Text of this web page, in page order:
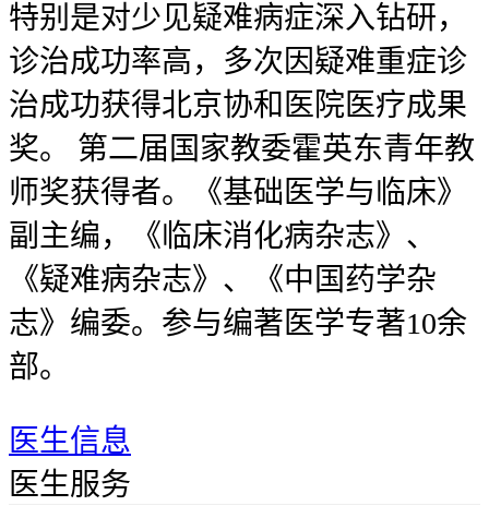
特别是对少见疑难病症深入钻研，
诊治成功率高，多次因疑难重症诊
治成功获得北京协和医院医疗成果
奖。 第二届国家教委霍英东青年教
师奖获得者。《基础医学与临床》
副主编，《临床消化病杂志》、
《疑难病杂志》、《中国药学杂
志》编委。参与编著医学专著10余
部。
医生信息
医生服务